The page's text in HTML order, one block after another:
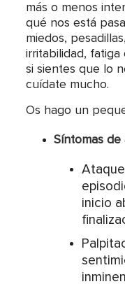
más o menos
qué nos está
miedos,
irritabilidad, fatiga
si sientes que lo
cuídate mucho.
Os hago un
Síntomas de
inicio